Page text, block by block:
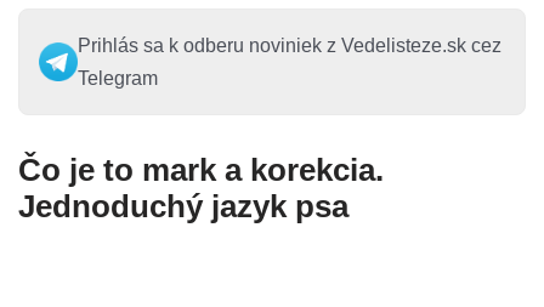
Prihlás sa k odberu noviniek z Vedelisteze.sk cez
Telegram
Čo je to mark a korekcia.
Jednoduchý jazyk psa